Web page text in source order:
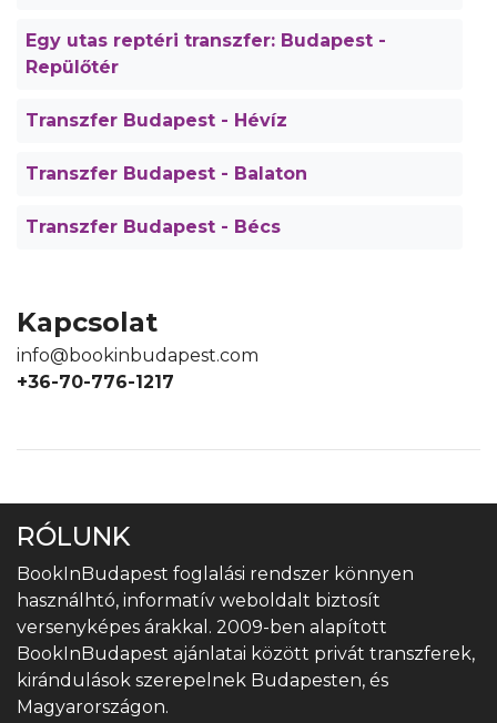
Egy utas reptéri transzfer: Budapest -
Repülőtér
Transzfer Budapest - Hévíz
Transzfer Budapest - Balaton
Transzfer Budapest - Bécs
Kapcsolat
info@bookinbudapest.com
+36-70-776-1217
RÓLUNK
BookInBudapest foglalási rendszer könnyen
használhtó, informatív weboldalt biztosít
versenyképes árakkal. 2009-ben alapított
BookInBudapest ajánlatai között privát transzferek,
kirándulások szerepelnek Budapesten, és
Magyarországon.